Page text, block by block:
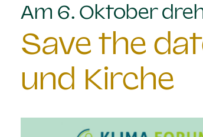
Am 6. Oktober
Save the
und Kirche